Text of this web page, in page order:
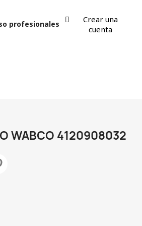
profesionales
Crear una
cuenta
WABCO 4120908032